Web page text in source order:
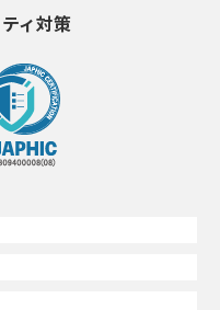
ィ対策